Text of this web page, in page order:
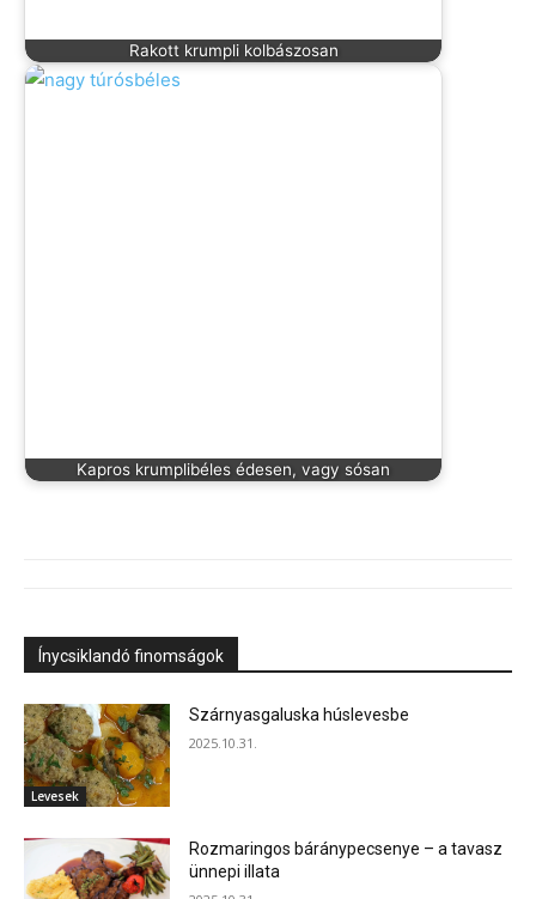
Rakott krumpli kolbászosan
Kapros krumplibéles édesen, vagy sósan
Ínycsiklandó finomságok
Levesek
Szárnyasgaluska húslevesbe
2025.10.31.
Rozmaringos báránypecsenye – a tavasz
ünnepi illata